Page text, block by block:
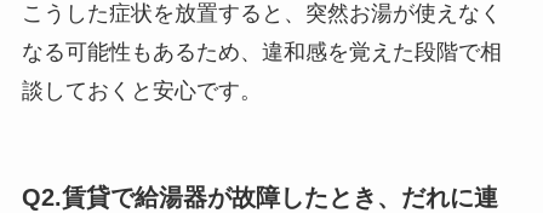
こうした症状を放置すると、突然お湯が使えなく
なる可能性もあるため、違和感を覚えた段階で相
談しておくと安心です。
Q2.賃貸で給湯器が故障したとき、だれに連